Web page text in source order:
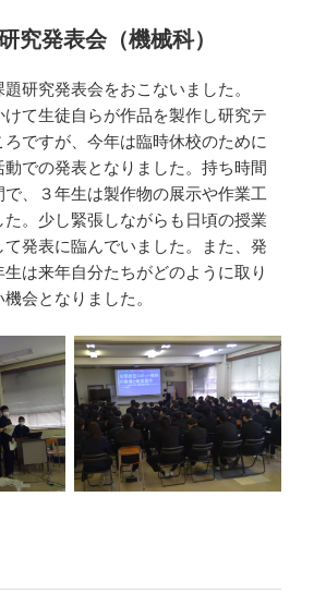
発表会（機械科）
研究発表会をおこないました。
て生徒自らが作品を製作し研究テ
ですが、今年は臨時休校のために
での発表となりました。持ち時間
、３年生は製作物の展示や作業工
。少し緊張しながらも日頃の授業
発表に臨んでいました。また、発
は来年自分たちがどのように取り
会となりました。